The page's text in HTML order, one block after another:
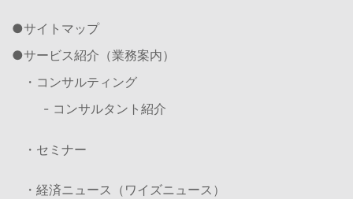
サイトマップ
サービス紹介（業務案内）
・コンサルティング
- コンサルタント紹介
・セミナー
・経済ニュース（ワイズニュース）